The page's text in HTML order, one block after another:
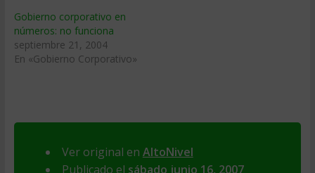
Gobierno corporativo en
números: no funciona
septiembre 21, 2004
En «Gobierno Corporativo»
Ver original en AltoNivel
Publicado el sábado junio 16, 2007